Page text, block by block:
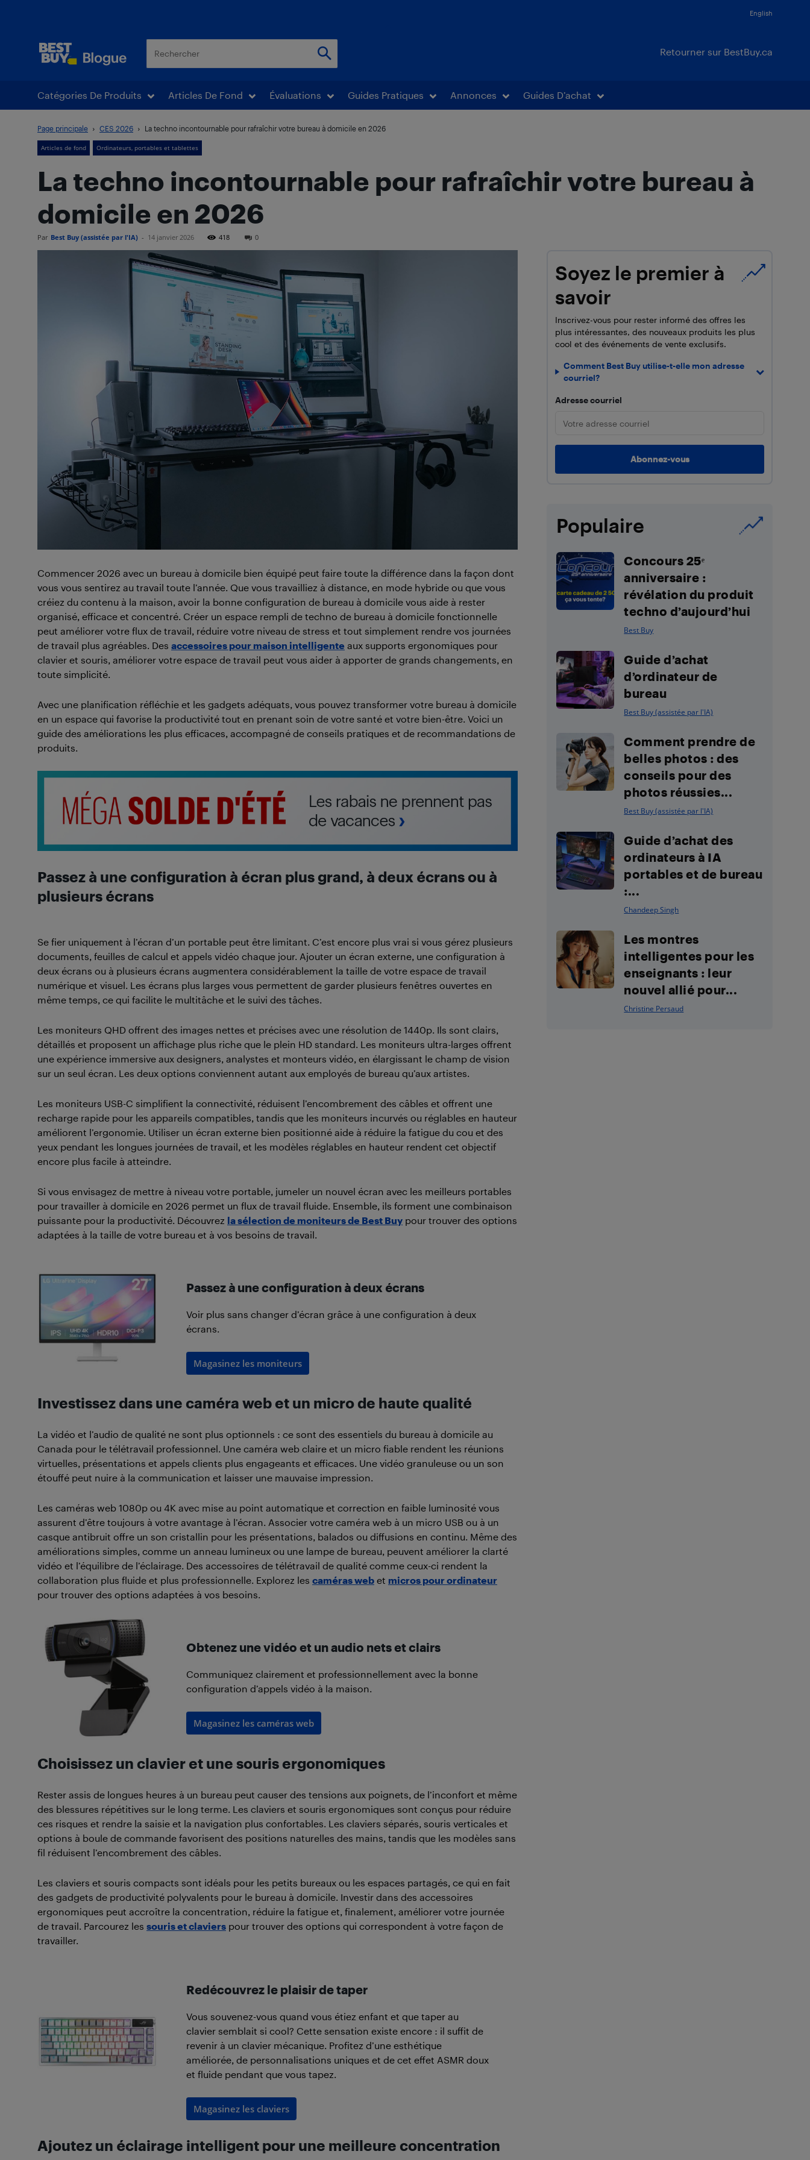
English
Retourner sur BestBuy.ca
Catégories De Produits Articles De Fond Évaluations Guides Pratiques Annonces Guides D’achat
Page principale CES 2026 La techno incontournable pour rafraîchir votre bureau à domicile en 2026
Articles de fond Ordinateurs, portables et tablettes
La techno incontournable pour rafraîchir votre bureau à
domicile en 2026
Par Best Buy (assistée par l'IA) - 14 janvier 2026 418 0
Commencer 2026 avec un bureau à domicile bien équipé peut faire toute la différence dans la façon dont
vous vous sentirez au travail toute l’année. Que vous travailliez à distance, en mode hybride ou que vous
créiez du contenu à la maison, avoir la bonne configuration de bureau à domicile vous aide à rester
organisé, efficace et concentré. Créer un espace rempli de techno de bureau à domicile fonctionnelle
peut améliorer votre flux de travail, réduire votre niveau de stress et tout simplement rendre vos journées
de travail plus agréables. Des accessoires pour maison intelligente aux supports ergonomiques pour
clavier et souris, améliorer votre espace de travail peut vous aider à apporter de grands changements, en
toute simplicité.
Avec une planification réfléchie et les gadgets adéquats, vous pouvez transformer votre bureau à domicile
en un espace qui favorise la productivité tout en prenant soin de votre santé et votre bien-être. Voici un
guide des améliorations les plus efficaces, accompagné de conseils pratiques et de recommandations de
produits.
Passez à une configuration à écran plus grand, à deux écrans ou à
plusieurs écrans
Se fier uniquement à l’écran d’un portable peut être limitant. C’est encore plus vrai si vous gérez plusieurs
documents, feuilles de calcul et appels vidéo chaque jour. Ajouter un écran externe, une configuration à
deux écrans ou à plusieurs écrans augmentera considérablement la taille de votre espace de travail
numérique et visuel. Les écrans plus larges vous permettent de garder plusieurs fenêtres ouvertes en
même temps, ce qui facilite le multitâche et le suivi des tâches.
Les moniteurs QHD offrent des images nettes et précises avec une résolution de 1440p. Ils sont clairs,
détaillés et proposent un affichage plus riche que le plein HD standard. Les moniteurs ultra-larges offrent
une expérience immersive aux designers, analystes et monteurs vidéo, en élargissant le champ de vision
sur un seul écran. Les deux options conviennent autant aux employés de bureau qu’aux artistes.
Les moniteurs USB-C simplifient la connectivité, réduisent l’encombrement des câbles et offrent une
recharge rapide pour les appareils compatibles, tandis que les moniteurs incurvés ou réglables en hauteur
améliorent l’ergonomie. Utiliser un écran externe bien positionné aide à réduire la fatigue du cou et des
yeux pendant les longues journées de travail, et les modèles réglables en hauteur rendent cet objectif
encore plus facile à atteindre.
Si vous envisagez de mettre à niveau votre portable, jumeler un nouvel écran avec les meilleurs portables
pour travailler à domicile en 2026 permet un flux de travail fluide. Ensemble, ils forment une combinaison
puissante pour la productivité. Découvrez la sélection de moniteurs de Best Buy pour trouver des options
adaptées à la taille de votre bureau et à vos besoins de travail.
Passez à une configuration à deux écrans
Voir plus sans changer d’écran grâce à une configuration à deux
écrans.
Magasinez les moniteurs
Investissez dans une caméra web et un micro de haute qualité
La vidéo et l’audio de qualité ne sont plus optionnels : ce sont des essentiels du bureau à domicile au
Canada pour le télétravail professionnel. Une caméra web claire et un micro fiable rendent les réunions
virtuelles, présentations et appels clients plus engageants et efficaces. Une vidéo granuleuse ou un son
étouffé peut nuire à la communication et laisser une mauvaise impression.
Les caméras web 1080p ou 4K avec mise au point automatique et correction en faible luminosité vous
assurent d’être toujours à votre avantage à l’écran. Associer votre caméra web à un micro USB ou à un
casque antibruit offre un son cristallin pour les présentations, balados ou diffusions en continu. Même des
améliorations simples, comme un anneau lumineux ou une lampe de bureau, peuvent améliorer la clarté
vidéo et l’équilibre de l’éclairage. Des accessoires de télétravail de qualité comme ceux-ci rendent la
collaboration plus fluide et plus professionnelle. Explorez les caméras web et micros pour ordinateur
pour trouver des options adaptées à vos besoins.
Obtenez une vidéo et un audio nets et clairs
Communiquez clairement et professionnellement avec la bonne
configuration d’appels vidéo à la maison.
Magasinez les caméras web
Choisissez un clavier et une souris ergonomiques
Rester assis de longues heures à un bureau peut causer des tensions aux poignets, de l’inconfort et même
des blessures répétitives sur le long terme. Les claviers et souris ergonomiques sont conçus pour réduire
ces risques et rendre la saisie et la navigation plus confortables. Les claviers séparés, souris verticales et
options à boule de commande favorisent des positions naturelles des mains, tandis que les modèles sans
fil réduisent l’encombrement des câbles.
Les claviers et souris compacts sont idéals pour les petits bureaux ou les espaces partagés, ce qui en fait
des gadgets de productivité polyvalents pour le bureau à domicile. Investir dans des accessoires
ergonomiques peut accroître la concentration, réduire la fatigue et, finalement, améliorer votre journée
de travail. Parcourez les souris et claviers pour trouver des options qui correspondent à votre façon de
travailler.
Redécouvrez le plaisir de taper
Vous souvenez-vous quand vous étiez enfant et que taper au
clavier semblait si cool? Cette sensation existe encore : il suffit de
revenir à un clavier mécanique. Profitez d’une esthétique
améliorée, de personnalisations uniques et de cet effet ASMR doux
et fluide pendant que vous tapez.
Magasinez les claviers
Ajoutez un éclairage intelligent pour une meilleure concentration
Soyez le premier à
savoir
Inscrivez-vous pour rester informé des offres les
plus intéressantes, des nouveaux produits les plus
cool et des événements de vente exclusifs.
Comment Best Buy utilise-t-elle mon adresse
courriel?
Adresse courriel
Populaire
Concours 25ᵉ
anniversaire :
révélation du produit
techno d’aujourd’hui
Best Buy
Guide d’achat
d’ordinateur de
bureau
Best Buy (assistée par l'IA)
Comment prendre de
belles photos : des
conseils pour des
photos réussies...
Best Buy (assistée par l'IA)
Guide d’achat des
ordinateurs à IA
portables et de bureau
:...
Chandeep Singh
Les montres
intelligentes pour les
enseignants : leur
nouvel allié pour...
Christine Persaud